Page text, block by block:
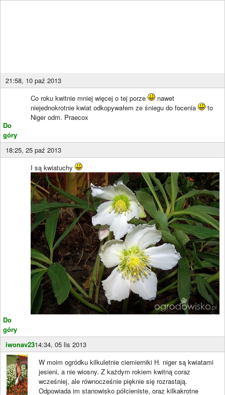
21:58, 10 paź 2013
Do
góry
Co roku kwitnie mniej więcej o tej porze
nawet
niejednokrotnie kwiat odkopywałem ze śniegu do focenia
to
Niger odm. Praecox
18:25, 25 paź 2013
Do
góry
I są kwiatuchy
iwonav2314:34, 05 lis 2013
W moim ogródku kilkuletnie ciemierniki H. niger są kwiatami
jesieni, a nie wiosny. Z każdym rokiem kwitną coraz
wcześniej, ale równocześnie pięknie się rozrastają.
Odpowiada im stanowisko półcieniste, oraz kilkakrotne